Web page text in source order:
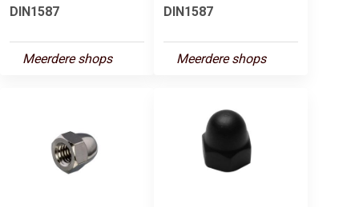
DIN1587
Meerdere shops
DIN1587
Meerdere shops